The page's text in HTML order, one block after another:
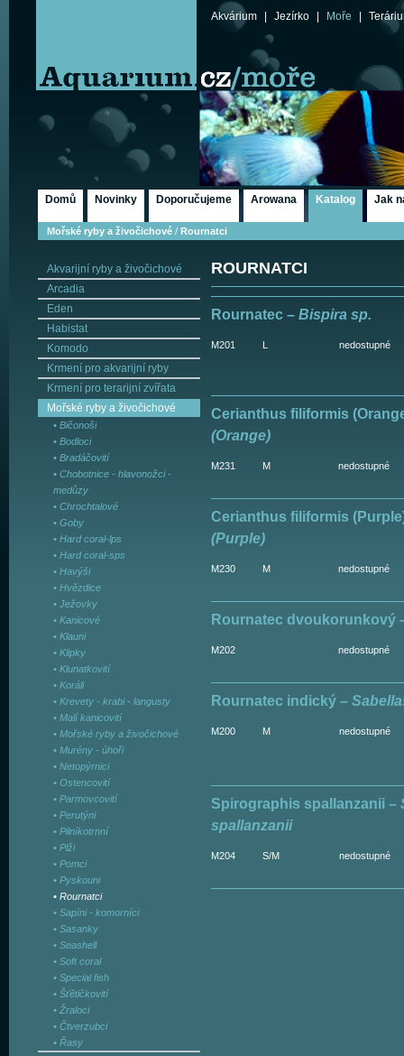
Akvárium Jezírko Moře
Domů Novinky Doporučujeme Arowana Katalog Jak
Mořské ryby a živočichové / Rournatci
Akvarijní ryby a živočichové
Arcadia
Eden
Habistat
Komodo
Krmení pro akvarijní ryby
Krmení pro terarijní zvířata
Mořské ryby a živočichové
• Bičonoši
• Bodloci
• Bradáčovití
• Chobotnice - hlavonožci -
medůzy
• Chrochtalové
• Goby
• Hard coral-lps
• Hard coral-sps
• Havýši
• Hvězdice
• Ježovky
• Kanicové
• Klauni
• Klipky
• Klunatkovití
• Koráli
• Krevety - krabi - langusty
• Malí kanicovití
• Mořské ryby a živočichové
• Murény - úhoři
• Netopýrnici
• Ostencovití
• Parmovcovití
• Perutýni
• Pilníkotrnní
• Plži
• Pomci
• Pyskouni
• Rournatci
• Sapíni - komorníci
• Sasanky
• Seashell
• Soft coral
• Special fish
• Šťětičkovití
• Žraloci
• Čtverzubci
• Řasy
ROURNATCI
Rournatec – Bispira sp.
M201 L nedostupné
Cerianthus filiformis
(Orange)
M231 M nedostupné
Cerianthus filiformis
(Purple)
M230 M nedostupné
Rournatec dvoukorunkový
M202 nedostupné
Rournatec indický –
M200 M nedostupné
Spirographis spallanzanii –
spallanzanii
M204 S/M nedostupné